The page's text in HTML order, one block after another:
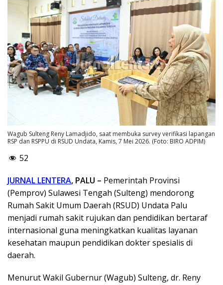
Wagub Sulteng Reny Lamadjido, saat membuka survey verifikasi lapangan
RSP dan RSPPU di RSUD Undata, Kamis, 7 Mei 2026. (Foto: BIRO ADPIM)
52
JURNAL LENTERA, PALU – Pemerintah Provinsi
(Pemprov) Sulawesi Tengah (Sulteng) mendorong
Rumah Sakit Umum Daerah (RSUD) Undata Palu
menjadi rumah sakit rujukan dan pendidikan bertaraf
internasional guna meningkatkan kualitas layanan
kesehatan maupun pendidikan dokter spesialis di
daerah.
Menurut Wakil Gubernur (Wagub) Sulteng, dr. Reny